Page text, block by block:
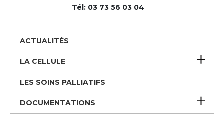
Tél: 03 73 56 03 04
Pied
de
page
ACTUALITÉS
LA CELLULE
LES SOINS PALLIATIFS
DOCUMENTATIONS